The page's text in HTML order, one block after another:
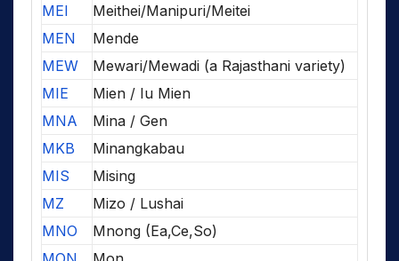
MEI
Meithei/Manipuri/Meitei
MEN
Mende
MEW
Mewari/Mewadi (a Rajasthani variety)
MIE
Mien / Iu Mien
MNA
Mina / Gen
MKB
Minangkabau
MIS
Mising
MZ
Mizo / Lushai
MNO
Mnong (Ea,Ce,So)